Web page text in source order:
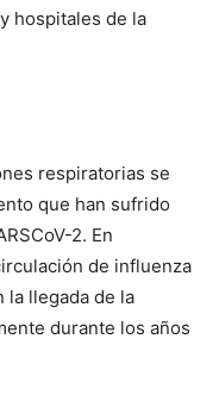
hospitales de la
respiratorias se
que han sufrido
2. En
de influenza
llegada de la
durante los años